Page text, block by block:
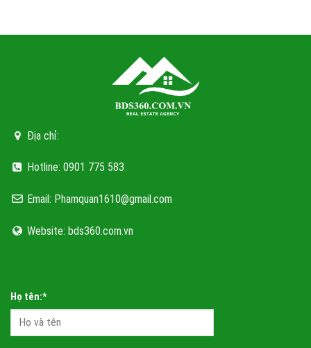
23 phút di chuyển, biến siêu đô thị bên vịnh kỳ quan thành một ‘Hà Nội
Địa chỉ:
Hotline: 0901 775 583
Email: Phamquan1610@gmail.com
Website: bds360.com.vn
Họ tên:*